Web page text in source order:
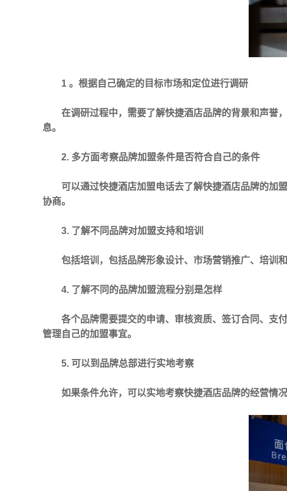
1 。根据自己确定的目标市场和定位进行调研
在调研过程中，需要了解快捷酒店品牌的背景和声誉
息。
2. 多方面考察品牌加盟条件是否符合自己的条件
可以通过快捷酒店加盟电话去了解快捷酒店品牌的加
协商。
3. 了解不同品牌对加盟支持和培训
包括培训，包括品牌形象设计、市场营销推广、培训
4. 了解不同的品牌加盟流程分别是怎样
各个品牌需要提交的申请、审核资质、签订合同、支
管理自己的加盟事宜。
5. 可以到品牌总部进行实地考察
如果条件允许，可以实地考察快捷酒店品牌的经营情